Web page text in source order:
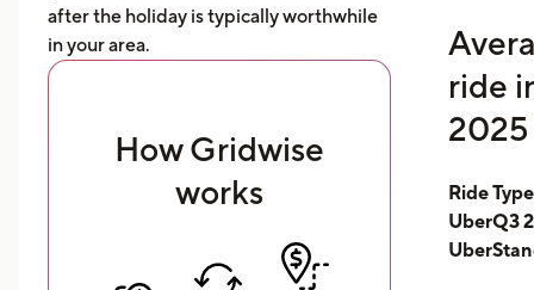
after the holiday is typically worthwhile
in your area.
How Gridwise
works
ride
2025
Ride
UberQ3